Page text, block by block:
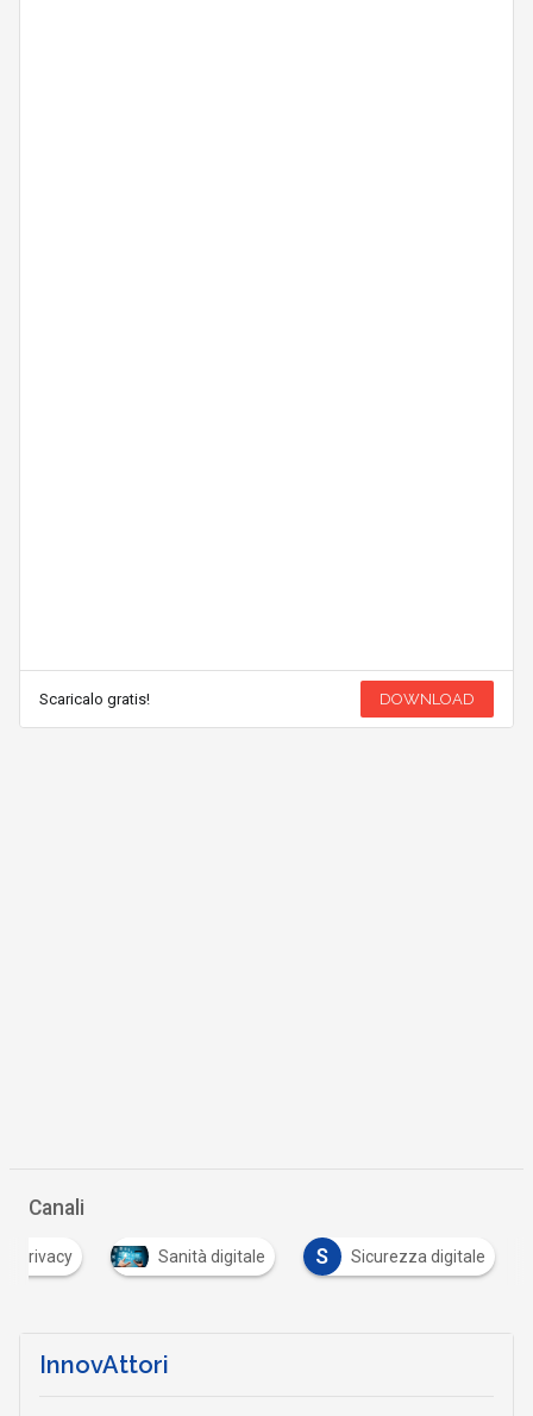
Scaricalo gratis! DOWNLOAD
Canali
Privacy Sanità digitale S Sicurezza digitale
InnovAttori